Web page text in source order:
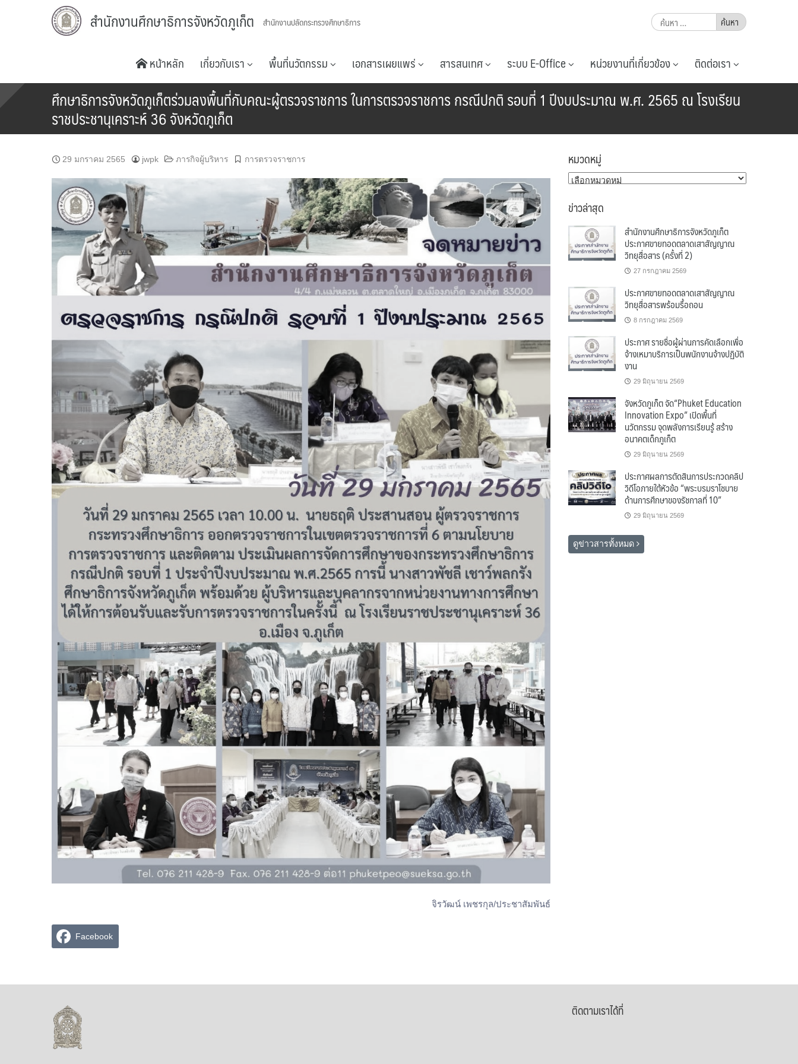
สำนักงานศึกษาธิการจังหวัดภูเก็ต สำนักงานปลัดกระทรวงศึกษาธิการ
ค้นหา
สำหรับ:
หน้าหลัก เกี่ยวกับเรา พื้นที่นวัตกรรม เอกสารเผยแพร่ สารสนเทศ ระบบ E-Office หน่วยงานที่เกี่ยวข้อง ติดต่อเรา
ศึกษาธิการจังหวัดภูเก็ตร่วมลงพื้นที่กับคณะผู้ตรวจราชการ ในการตรวจราชการ กรณีปกติ รอบที่ 1 ปีงบประมาณ พ.ศ. 2565 ณ โรงเรียน
ราชประชานุเคราะห์ 36 จังหวัดภูเก็ต
29 มกราคม 2565 jwpk ภารกิจผู้บริหาร การตรวจราชการ
จิรวัฒน์ เพชรกุล/ประชาสัมพันธ์
Facebook
หมวดหมู่
หมวด
ข่าวล่าสุด
สำนักงานศึกษาธิการจังหวัดภูเก็ต
ประกาศขายทอดตลาดเสาสัญญาณ
วิทยุสื่อสาร (ครั้งที่ 2)
27 กรกฎาคม 2569
ประกาศขายทอดตลาดเสาสัญญาณ
วิทยุสื่อสารพร้อมรื้อถอน
8 กรกฎาคม 2569
ประกาศ รายชื่อผู้ผ่านการคัดเลือกเพื่อ
จ้างเหมาบริการเป็นพนักงานจ้างปฏิบัติ
งาน
29 มิถุนายน 2569
จังหวัดภูเก็ต จัด“Phuket Education
Innovation Expo” เปิดพื้นที่
นวัตกรรม จุดพลังการเรียนรู้ สร้าง
อนาคตเด็กภูเก็ต
29 มิถุนายน 2569
ประกาศผลการตัดสินการประกวดคลิป
วิดีโอภายใต้หัวข้อ “พระบรมราโชบาย
ด้านการศึกษาของรัชกาลที่ 10”
29 มิถุนายน 2569
ดูข่าวสารทั้งหมด
ติดตามเราได้ที่